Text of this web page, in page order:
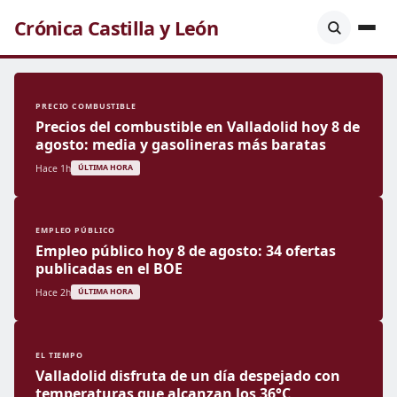
Crónica Castilla y León
PRECIO COMBUSTIBLE
Precios del combustible en Valladolid hoy 8 de
agosto: media y gasolineras más baratas
Hace 1h ÚLTIMA HORA
EMPLEO PÚBLICO
Empleo público hoy 8 de agosto: 34 ofertas
publicadas en el BOE
Hace 2h ÚLTIMA HORA
EL TIEMPO
Valladolid disfruta de un día despejado con